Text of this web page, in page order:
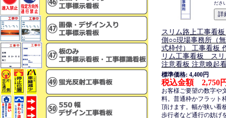
ださ
スリム路上工事看
側○○現場事務所（
式枠付） 工事看板
リム工事看板 スリ
注意看板 注意喚起
標準価格: 4,400円
税込金額 2,750
お客様ご要望の数字や
料。普通枠かフラット
頂けます。幅が狭い看
歩行者など通行の妨げ